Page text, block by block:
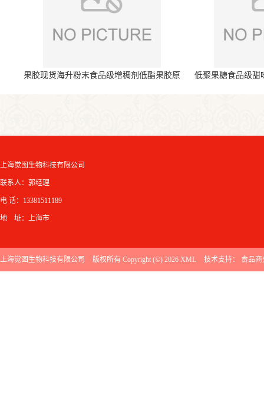
果胶现货海升粉末食品级增稠剂低酯果胶原
低聚果糖食品级甜
上海觉图生物科技有限公司
联系人：郭经理
电 话：13381511189
地 址：上海市
上海觉图生物科技有限公司 版权所有 Copyright (©) 2026 XML 技术支持： 食品商